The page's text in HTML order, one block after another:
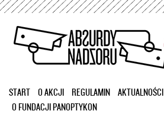
Przejdź
treści
START O AKCJI REGULAMIN
AKTUALNOŚCI
O FUNDACJI PANOPTYKON